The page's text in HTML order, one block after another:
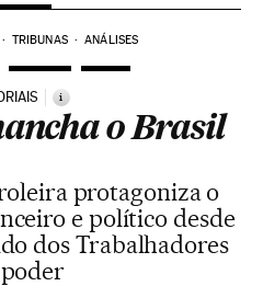
TRIBUNAS ANÁLISES
i
o Brasil
protagoniza o
e político desde
dos Trabalhadores